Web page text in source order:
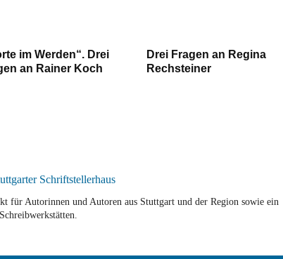
im Werden“. Drei
an Rainer Koch
Drei Fragen an Regina
Rechsteiner
für Autorinnen und Autoren aus Stuttgart und der Region sowie ein